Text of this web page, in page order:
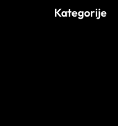
Kategorije